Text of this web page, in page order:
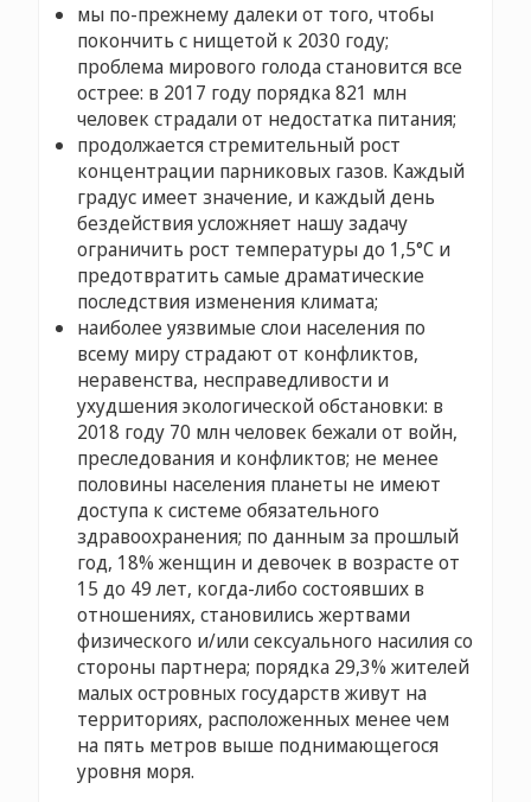
мы по-прежнему далеки от того, чтобы
покончить с нищетой к 2030 году;
проблема мирового голода становится все
острее: в 2017 году порядка 821 млн
человек страдали от недостатка питания;
продолжается стремительный рост
концентрации парниковых газов. Каждый
градус имеет значение, и каждый день
бездействия усложняет нашу задачу
ограничить рост температуры до 1,5°C и
предотвратить самые драматические
последствия изменения климата;
наиболее уязвимые слои населения по
всему миру страдают от конфликтов,
неравенства, несправедливости и
ухудшения экологической обстановки: в
2018 году 70 млн человек бежали от войн,
преследования и конфликтов; не менее
половины населения планеты не имеют
доступа к системе обязательного
здравоохранения; по данным за прошлый
год, 18% женщин и девочек в возрасте от
15 до 49 лет, когда-либо состоявших в
отношениях, становились жертвами
физического и/или сексуального насилия со
стороны партнера; порядка 29,3% жителей
малых островных государств живут на
территориях, расположенных менее чем
на пять метров выше поднимающегося
уровня моря.